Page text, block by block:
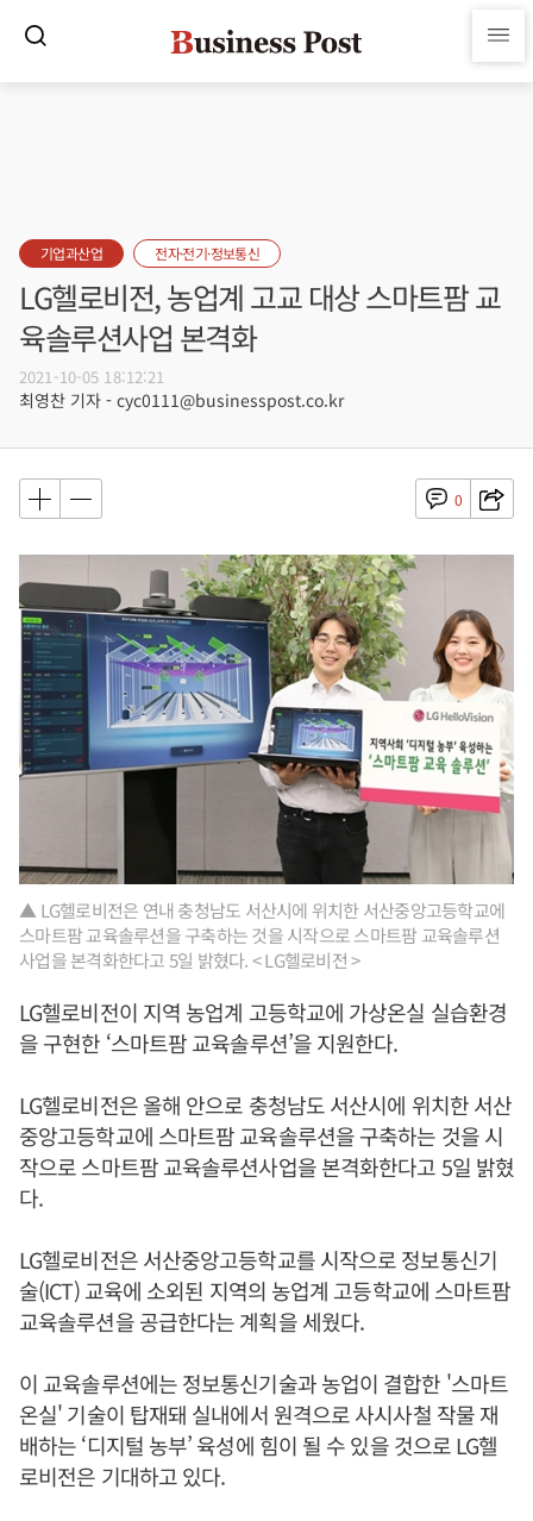
기업과산업 전자·전기·정보통신
LG헬로비전, 농업계 고교 대상 스마트팜 교
육솔루션사업 본격화
2021-10-05 18:12:21
최영찬 기자 - cyc0111@businesspost.co.kr
0
▲ LG헬로비전은 연내 충청남도 서산시에 위치한 서산중앙고등학교에
스마트팜 교육솔루션을 구축하는 것을 시작으로 스마트팜 교육솔루션
사업을 본격화한다고 5일 밝혔다. < LG헬로비전 >
LG헬로비전이 지역 농업계 고등학교에 가상온실 실습환경
을 구현한 ‘스마트팜 교육솔루션’을 지원한다.
LG헬로비전은 올해 안으로 충청남도 서산시에 위치한 서산
중앙고등학교에 스마트팜 교육솔루션을 구축하는 것을 시
작으로 스마트팜 교육솔루션사업을 본격화한다고 5일 밝혔
다.
LG헬로비전은 서산중앙고등학교를 시작으로 정보통신기
술(ICT) 교육에 소외된 지역의 농업계 고등학교에 스마트팜
교육솔루션을 공급한다는 계획을 세웠다.
이 교육솔루션에는 정보통신기술과 농업이 결합한 '스마트
온실' 기술이 탑재돼 실내에서 원격으로 사시사철 작물 재
배하는 ‘디지털 농부’ 육성에 힘이 될 수 있을 것으로 LG헬
로비전은 기대하고 있다.